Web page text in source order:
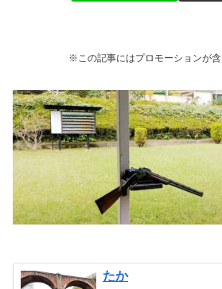
※この記事にはプロモーションが含
たか